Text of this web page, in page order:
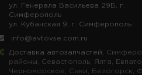
ул. Генерала Васильева 29Б, г.
Симферополь
ул. Кубанская 9, г. Симферополь
info@avtovse.com.ru
Доставка автозапчастей ,
районы, Севастополь, Ялта,
Черноморское, Саки, Белогорск,